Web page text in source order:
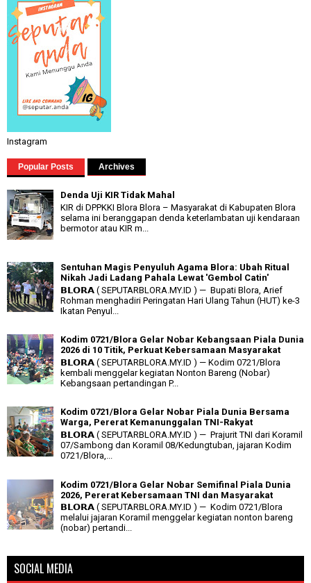
Instagram
Popular Posts Archives
Denda Uji KIR Tidak Mahal
KIR di DPPKKI Blora Blora – Masyarakat di Kabupaten Blora
selama ini beranggapan denda keterlambatan uji kendaraan
bermotor atau KIR m...
Sentuhan Magis Penyuluh Agama Blora: Ubah Ritual
Nikah Jadi Ladang Pahala Lewat 'Gembol Catin'
𝗕𝗟𝗢𝗥𝗔 ( SEPUTARBLORA.MY.ID ) — Bupati Blora, Arief
Rohman menghadiri Peringatan Hari Ulang Tahun (HUT) ke-3
Ikatan Penyul...
Kodim 0721/Blora Gelar Nobar Kebangsaan Piala Dunia
2026 di 10 Titik, Perkuat Kebersamaan Masyarakat
𝗕𝗟𝗢𝗥𝗔 ( SEPUTARBLORA.MY.ID ) — Kodim 0721/Blora
kembali menggelar kegiatan Nonton Bareng (Nobar)
Kebangsaan pertandingan P...
Kodim 0721/Blora Gelar Nobar Piala Dunia Bersama
Warga, Pererat Kemanunggalan TNI-Rakyat
𝗕𝗟𝗢𝗥𝗔 ( SEPUTARBLORA.MY.ID ) — Prajurit TNI dari Koramil
07/Sambong dan Koramil 08/Kedungtuban, jajaran Kodim
0721/Blora,...
Kodim 0721/Blora Gelar Nobar Semifinal Piala Dunia
2026, Pererat Kebersamaan TNI dan Masyarakat
𝗕𝗟𝗢𝗥𝗔 ( SEPUTARBLORA.MY.ID ) — Kodim 0721/Blora
melalui jajaran Koramil menggelar kegiatan nonton bareng
(nobar) pertandi...
SOCIAL MEDIA